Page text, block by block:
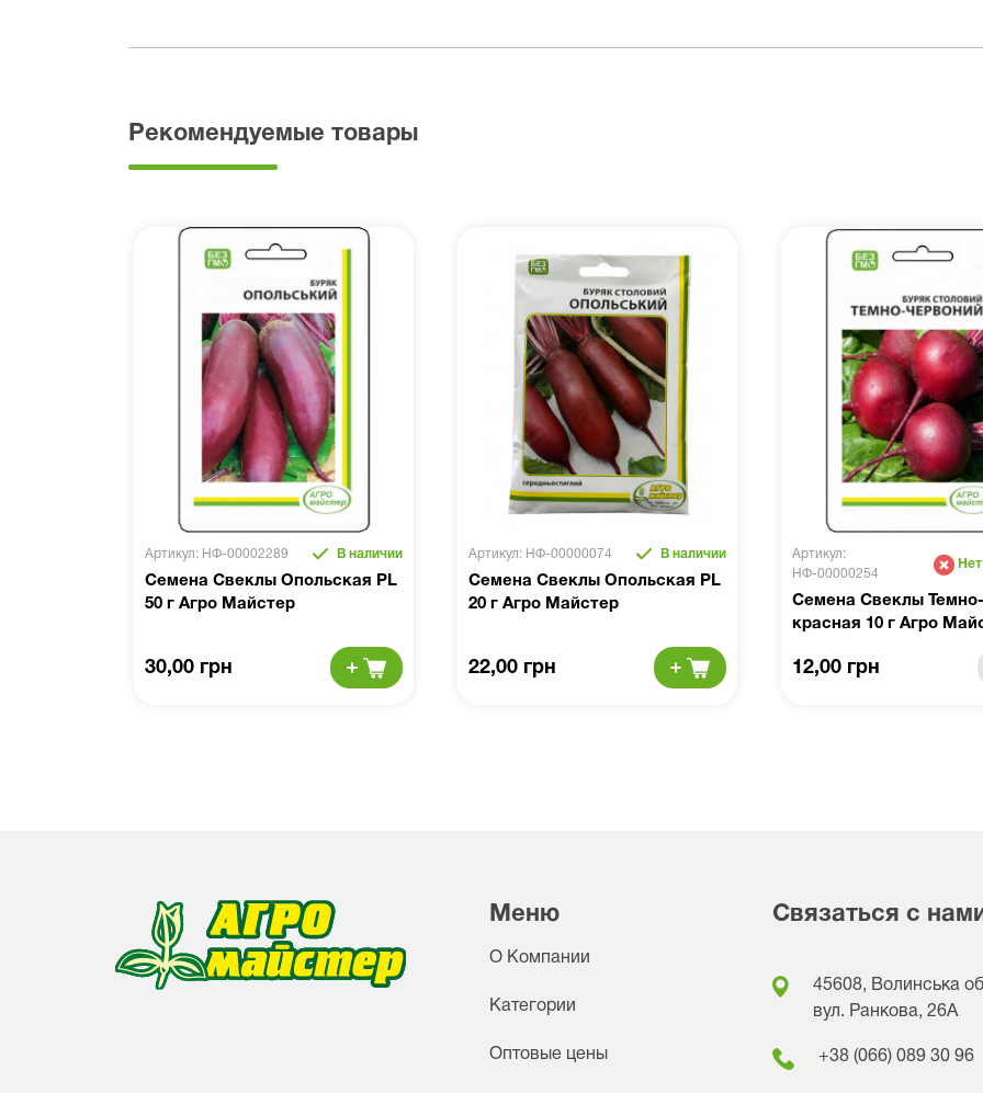
Рекомендуемые товары
Артикул: НФ-00002289 В наличии
Семена Свеклы Опольская PL
50 г Агро Майстер
30,00 грн
Артикул: НФ-00000074 В наличии
Семена Свеклы Опольская PL
20 г Агро Майстер
22,00 грн
Артикул:
НФ-00000254
Семена Свеклы Темно-
красная 10 г Агро
12,00 грн
Меню
О Компании
Категории
Оптовые цены
Связаться с
45608, Волинська
вул. Ранкова, 26A
+38 (066) 089 30 96